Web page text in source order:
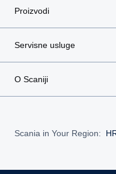
E-mail
Proizvodi
Servisne usluge
O Scaniji
Scania in Your Region: